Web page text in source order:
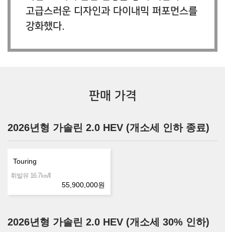
고급스러운 디자인과 다이내믹 퍼포먼스를
강화했다.
판매 가격
2026년형 가솔린 2.0 HEV (개소세 인하 종료)
Touring
휘발유 16.7㎞/ℓ
55,900,000원
2026년형 가솔린 2.0 HEV (개소세 30% 인하)